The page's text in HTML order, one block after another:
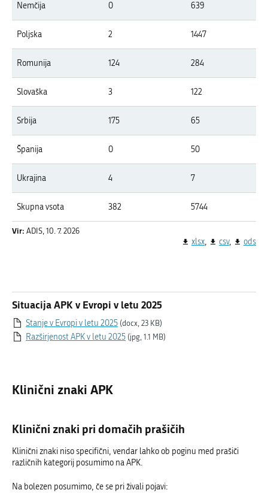
Nemčija 0 639
Poljska 2 1447
Romunija 124 284
Slovaška 3 122
Srbija 175 65
Španija 0 50
Ukrajina 4 7
Skupna vsota 382 5744
Vir: ADIS, 10. 7. 2026
xlsx csv ods
Situacija APK v Evropi v letu 2025
Stanje v Evropi v letu 2025 (docx, 23 KB)
Razširjenost APK v letu 2025 (jpg, 1.1 MB)
Klinični znaki APK
Klinični znaki pri domačih prašičih
Klinični znaki niso specifični, vendar lahko ob poginu med prašiči
različnih kategorij posumimo na APK.
Na bolezen posumimo, če se pri živali pojavi: